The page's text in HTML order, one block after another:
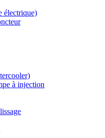
électrique)
à injection